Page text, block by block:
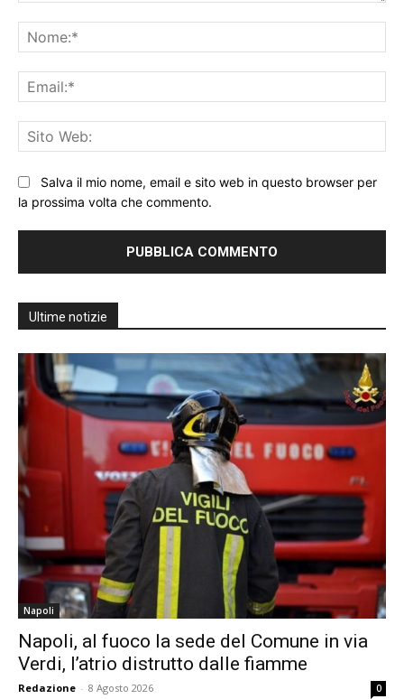
Salva il mio nome, email e sito web in questo browser per
la prossima volta che commento.
Ultime notizie
Napoli
Napoli, al fuoco la sede del Comune in via
Verdi, l’atrio distrutto dalle fiamme
Redazione - 8 Agosto 2026 0